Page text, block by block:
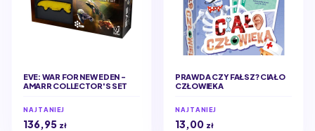
EVE: WAR FOR NEW EDEN -
AMARR COLLECTOR'S SET
NAJTANIEJ
136,95 zł
PRAWDA CZY FAŁSZ? CIAŁO
CZŁOWIEKA
NAJTANIEJ
13,00 zł